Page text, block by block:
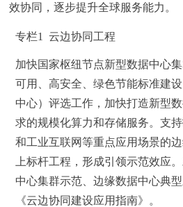
效协同，逐步提升全球服务能力。
专栏1 云边协同工程
加快国家枢纽节点新型数据中心
可用、高安全、绿色节能标准建
中心）评选工作，加快打造新型
求的规模化算力和存储服务。支
和工业互联网等重点应用场景的
上标杆工程，形成引领示范效应
中心集群示范、边缘数据中心典
《云边协同建设应用指南》。